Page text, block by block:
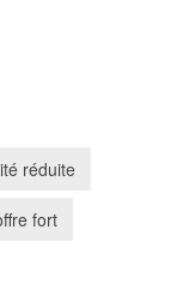
réduite
fort